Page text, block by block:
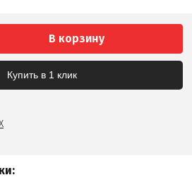
В корзину
Купить в 1 клик